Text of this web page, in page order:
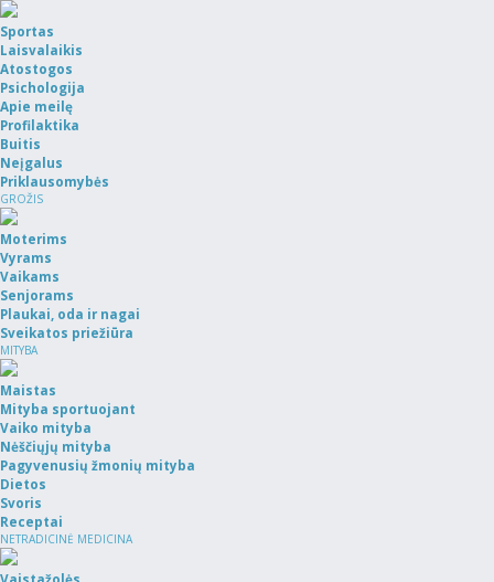
Sportas
Laisvalaikis
Atostogos
Psichologija
Apie meilę
Profilaktika
Buitis
Neįgalus
Priklausomybės
GROŽIS
Moterims
Vyrams
Vaikams
Senjorams
Plaukai, oda ir nagai
Sveikatos priežiūra
MITYBA
Maistas
Mityba sportuojant
Vaiko mityba
Nėščiųjų mityba
Pagyvenusių žmonių mityba
Dietos
Svoris
Receptai
NETRADICINĖ MEDICINA